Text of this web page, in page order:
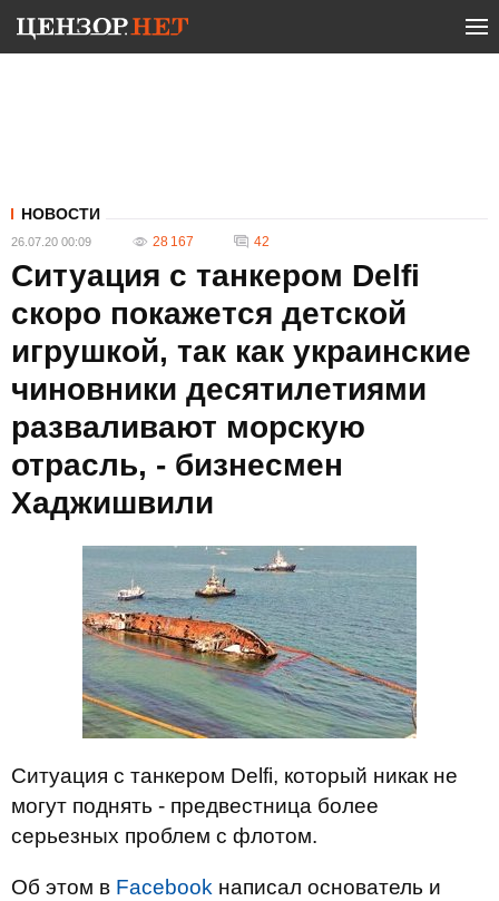
НОВОСТИ
26.07.20 00:09 28 167 42
Ситуация с танкером Delfi
скоро покажется детской
игрушкой, так как украинские
чиновники десятилетиями
разваливают морскую
отрасль, - бизнесмен
Хаджишвили
Ситуация с танкером Delfi, который никак не
могут поднять - предвестница более
серьезных проблем с флотом.
Об этом в Facebook написал основатель и